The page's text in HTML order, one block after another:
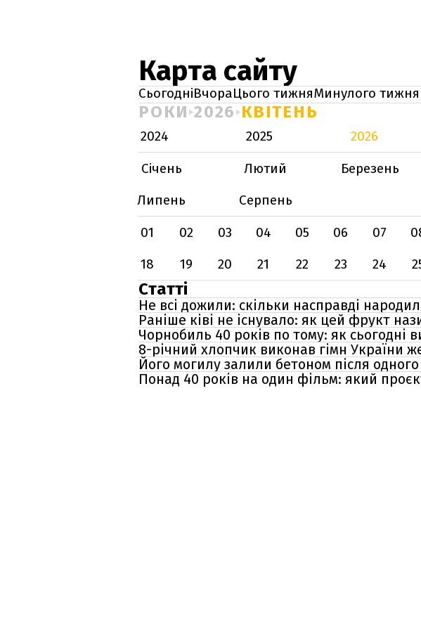
Карта сайту
СьогодніВчораЦього тижняМинулого тижня
РОКИ 2026 КВІТЕНЬ
2024 2025
2026
Січень
Лютий Березень
Липень
Серпень
01
02 03 04 05 06 07
18
19 20 21 22 23 24
Статті
Не всі дожили: скільки насправді
Раніше ківі не існувало: як цей фрукт
Чорнобиль 40 років по тому: як сьогодні
8-річний хлопчик виконав гімн України
Його могилу залили бетоном після
Понад 40 років на один фільм: який